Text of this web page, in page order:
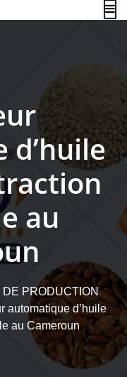
au
DE PRODUCTION
automatique d’huile
au Cameroun